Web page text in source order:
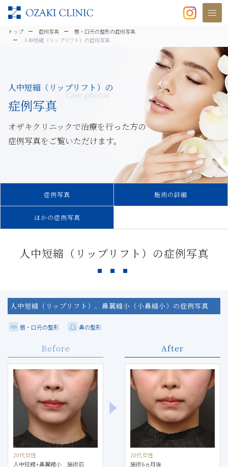
美容クリニックなら美容整形・
トップ 症例写真
唇・口元の整形の症例写真
人中短縮（リップリフト）の症例写真
人中短縮（リップリフト）の
症例写真
Case photos
オザキクリニックで治療を行った方の
症例写真をご覧いただけます。
症例写真 施術の詳細
ほかの症例写真
人中短縮（リップリフト）の症例写真
人中短縮（リップリフト）、鼻翼縮小（小鼻縮小）の症例写真
唇・口元の整形 鼻の整形
Before
20代女性
人中短縮+鼻翼縮小 施術前
After
20代女性
施術6ヵ月後